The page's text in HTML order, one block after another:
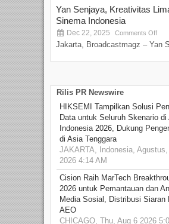
Yan Senjaya, Kreativitas
Sinema Indonesia
Dec 22, 2025 Comments Off
Jakarta, Broadcastmagz – Yan
Rilis PR Newswire
HIKSEMI Tampilkan Solusi
Data untuk Seluruh Skenario di
Indonesia 2026, Dukung
di Asia Tenggara
JAKARTA, Indonesia,
2026 4:14 AM
Cision Raih MarTech
2026 untuk Pemantauan dan
Media Sosial, Distribusi Siaran
AEO
CHICAGO, Thu, Aug 6 2026